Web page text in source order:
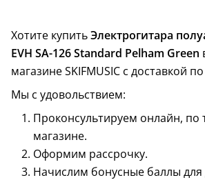
Хотите купитьЭлектрогитара
EVH SA-126 Standard Pelham Green
магазине SKIFMUSIC с доставкой
Мы с удовольствием:
Проконсультируем онлайн, по
магазине.
Оформим рассрочку.
Начислим бонусные баллы